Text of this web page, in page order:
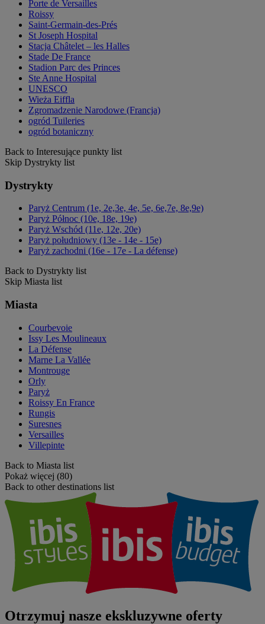
Porte de Versailles
Roissy
Saint-Germain-des-Prés
St Joseph Hospital
Stacja Châtelet – les Halles
Stade De France
Stadion Parc des Princes
Ste Anne Hospital
UNESCO
Wieża Eiffla
Zgromadzenie Narodowe (Francja)
ogród Tuileries
ogród botaniczny
Back to Interesujące punkty list
Skip Dystrykty list
Dystrykty
Paryż Centrum (1e, 2e,3e, 4e, 5e, 6e,7e, 8e,9e)
Paryż Północ (10e, 18e, 19e)
Paryż Wschód (11e, 12e, 20e)
Paryż południowy (13e - 14e - 15e)
Paryż zachodni (16e - 17e - La défense)
Back to Dystrykty list
Skip Miasta list
Miasta
Courbevoie
Issy Les Moulineaux
La Défense
Marne La Vallée
Montrouge
Orly
Paryż
Roissy En France
Rungis
Suresnes
Versailles
Villepinte
Back to Miasta list
Pokaż więcej (80)
Back to other destinations list
Otrzymuj nasze ekskluzywne oferty